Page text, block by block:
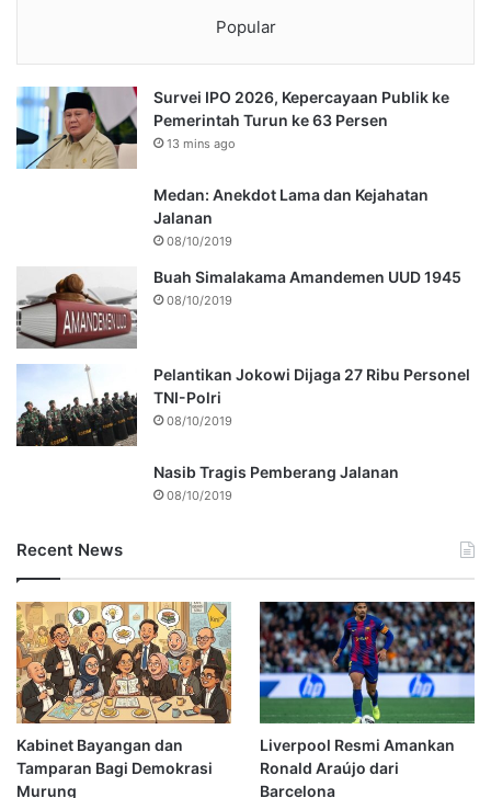
Popular
Survei IPO 2026, Kepercayaan Publik ke
Pemerintah Turun ke 63 Persen
13 mins ago
Medan: Anekdot Lama dan Kejahatan
Jalanan
08/10/2019
Buah Simalakama Amandemen UUD 1945
08/10/2019
Pelantikan Jokowi Dijaga 27 Ribu Personel
TNI-Polri
08/10/2019
Nasib Tragis Pemberang Jalanan
08/10/2019
Recent News
Kabinet Bayangan dan
Tamparan Bagi Demokrasi
Murung
Liverpool Resmi Amankan
Ronald Araújo dari
Barcelona